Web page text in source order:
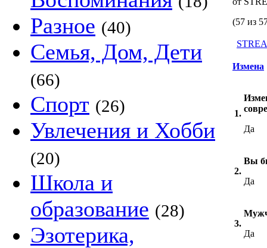
Разное (40)
Семья, Дом, Дети
(66)
Спорт (26)
Увлечения и Хобби
(20)
Школа и
образование (28)
Эзотерика,
(57 из
Измена
1.
Да
2.
Вы
Да
3.
Да